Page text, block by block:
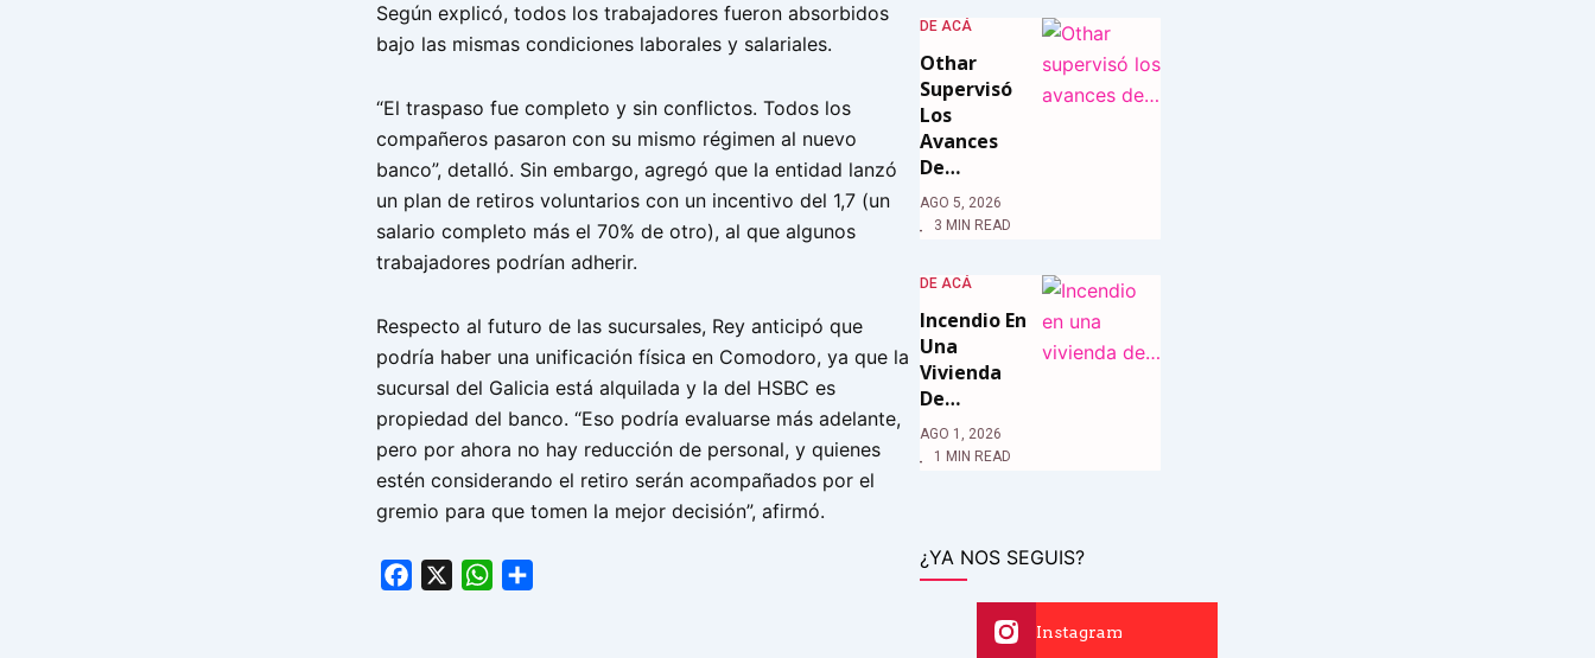
Según explicó, todos los trabajadores fueron absorbidos
bajo las mismas condiciones laborales y salariales.
“El traspaso fue completo y sin conflictos. Todos los
compañeros pasaron con su mismo régimen al nuevo
banco”, detalló. Sin embargo, agregó que la entidad lanzó
un plan de retiros voluntarios con un incentivo del 1,7 (un
salario completo más el 70% de otro), al que algunos
trabajadores podrían adherir.
Respecto al futuro de las sucursales, Rey anticipó que
podría haber una unificación física en Comodoro, ya que la
sucursal del Galicia está alquilada y la del HSBC es
propiedad del banco. “Eso podría evaluarse más adelante,
pero por ahora no hay reducción de personal, y quienes
estén considerando el retiro serán acompañados por el
gremio para que tomen la mejor decisión”, afirmó.
Facebook WhatsApp
DE ACÁ
Othar
Supervisó
Los
Avances
De…
AGO 5, 2026
3 MIN READ
DE ACÁ
Incendio En
Una
Vivienda
De…
AGO 1, 2026
1 MIN READ
¿YA NOS SEGUIS?
Instagram